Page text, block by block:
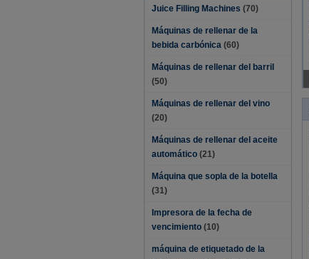
Juice Filling Machines (70)
Máquinas de rellenar de la
bebida carbónica (60)
Máquinas de rellenar del barril
(50)
Máquinas de rellenar del vino
(20)
Máquinas de rellenar del aceite
automático (21)
Máquina que sopla de la botella
(31)
Impresora de la fecha de
vencimiento (10)
máquina de etiquetado de la